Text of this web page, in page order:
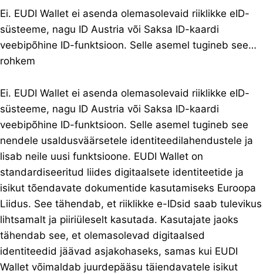
Ei. EUDI Wallet ei asenda olemasolevaid riiklikke eID-
süsteeme, nagu ID Austria või Saksa ID-kaardi
veebipõhine ID-funktsioon. Selle asemel tugineb see…
rohkem
Ei. EUDI Wallet ei asenda olemasolevaid riiklikke eID-
süsteeme, nagu ID Austria või Saksa ID-kaardi
veebipõhine ID-funktsioon. Selle asemel tugineb see
nendele usaldusväärsetele identiteedilahendustele ja
lisab neile uusi funktsioone. EUDI Wallet on
standardiseeritud liides digitaalsete identiteetide ja
isikut tõendavate dokumentide kasutamiseks Euroopa
Liidus. See tähendab, et riiklikke e-IDsid saab tulevikus
lihtsamalt ja piiriüleselt kasutada. Kasutajate jaoks
tähendab see, et olemasolevad digitaalsed
identiteedid jäävad asjakohaseks, samas kui EUDI
Wallet võimaldab juurdepääsu täiendavatele isikut